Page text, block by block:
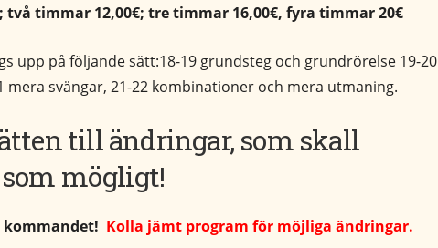
två timmar 12,00€; tre timmar 16,00€, fyra timmar 20€
upp på följande sätt:18-19 grundsteg och grundrörelse 19-20
mera svängar, 21-22 kombinationer och mera utmaning.
till ändringar, som skall
mögligt!
kommandet! Kolla jämt program för möjliga ändringar.